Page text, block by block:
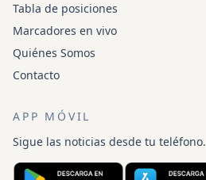
Tabla de posiciones
Marcadores en vivo
Quiénes Somos
Contacto
APP MÓVIL
Sigue las noticias desde tu teléfono.